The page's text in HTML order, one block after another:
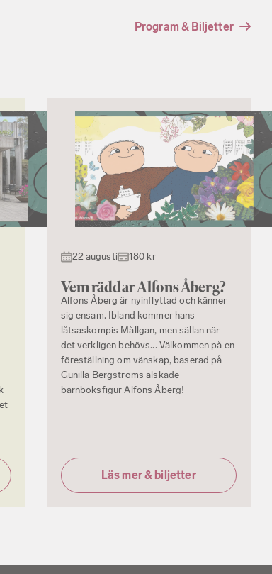
Program & Biljetter
22 augusti 180 kr
Vem räddar Alfons Åberg?
Alfons Åberg är nyinflyttad och känner
sig ensam. Ibland kommer hans
låtsaskompis Mållgan, men sällan när
det verkligen behövs... Välkommen på en
föreställning om vänskap, baserad på
Gunilla Bergströms älskade
barnboksfigur Alfons Åberg!
Läs mer & biljetter